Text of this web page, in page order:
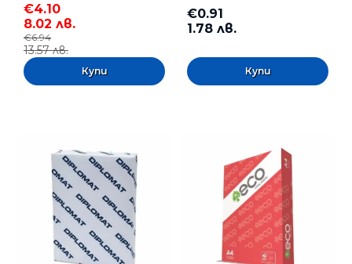
€4.10
8.02 лв.
€6.94
13.57 лв.
€0.91
1.78 лв.